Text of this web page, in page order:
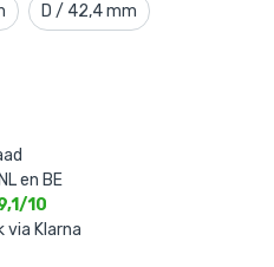
D / 42,4 mm
en BE
10
via Klarna
(160 stuks)
/ stuk